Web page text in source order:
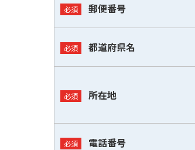
郵便番号
都道府県名
所在地
電話番号